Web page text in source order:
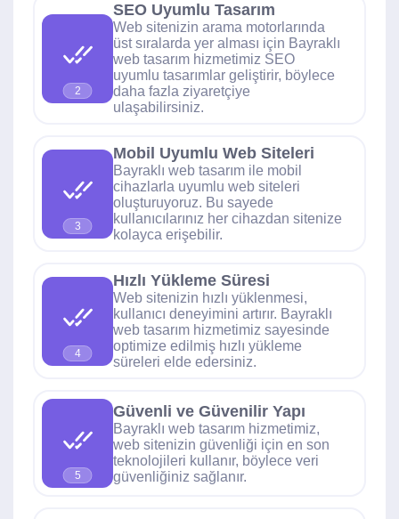
2
SEO Uyumlu Tasarım
Web sitenizin arama motorlarında
üst sıralarda yer alması için Bayraklı
web tasarım hizmetimiz SEO
uyumlu tasarımlar geliştirir, böylece
daha fazla ziyaretçiye
ulaşabilirsiniz.
3
Mobil Uyumlu Web Siteleri
Bayraklı web tasarım ile mobil
cihazlarla uyumlu web siteleri
oluşturuyoruz. Bu sayede
kullanıcılarınız her cihazdan sitenize
kolayca erişebilir.
4
Hızlı Yükleme Süresi
Web sitenizin hızlı yüklenmesi,
kullanıcı deneyimini artırır. Bayraklı
web tasarım hizmetimiz sayesinde
optimize edilmiş hızlı yükleme
süreleri elde edersiniz.
5
Güvenli ve Güvenilir Yapı
Bayraklı web tasarım hizmetimiz,
web sitenizin güvenliği için en son
teknolojileri kullanır, böylece veri
güvenliğiniz sağlanır.